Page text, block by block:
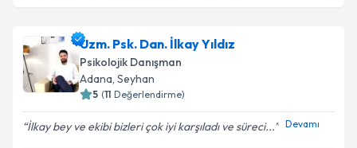
Uzm. Psk. Dan. İlkay Yıldız
Psikolojik Danışman
Adana, Seyhan
5 (11 Değerlendirme)
İlkay bey ve ekibi bizleri çok iyi karşıladı ve süreci... Devamı